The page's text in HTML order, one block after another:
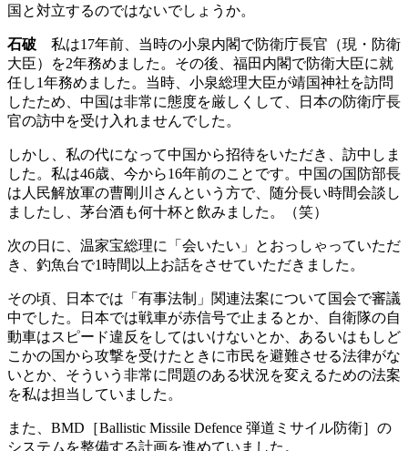
国と対立するのではないでしょうか。
石破 私は17年前、当時の小泉内閣で防衛庁長官（現 ・ 防衛
大臣）を2年務めました。その後、福田内閣で防衛大臣に就
任し1年務めました。当時、小泉総理大臣が靖国神社を訪問
したため、中国は非常に態度を厳しくして、日本の防衛庁長
官の訪中を受け入れませんでした。
しかし、私の代になって中国から招待をいただき、訪中しま
した。私は46歳、今から16年前のことです。中国の国防部長
は人民解放軍の曹剛川さんという方で、随分長い時間会談し
ましたし、茅台酒も何十杯と飲みました。（笑）
次の日に、温家宝総理に「会いたい」とおっしゃっていただ
き、釣魚台で1時間以上お話をさせていただきました。
その頃、日本では「有事法制」関連法案について国会で審議
中でした。日本では戦車が赤信号で止まるとか、自衛隊の自
動車はスピード違反をしてはいけないとか、あるいはもしど
こかの国から攻撃を受けたときに市民を避難させる法律がな
いとか、そういう非常に問題のある状況を変えるための法案
を私は担当していました。
また、BMD［Ballistic Missile Defence 弾道ミサイル防衛］の
システムを整備する計画を進めていました。